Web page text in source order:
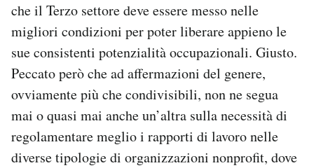
che il Terzo settore deve essere messo nelle
migliori condizioni per poter liberare appieno le
sue consistenti potenzialità occupazionali. Giusto.
Peccato però che ad affermazioni del genere,
ovviamente più che condivisibili, non ne segua
mai o quasi mai anche un’altra sulla necessità di
regolamentare meglio i rapporti di lavoro nelle
diverse tipologie di organizzazioni nonprofit, dove